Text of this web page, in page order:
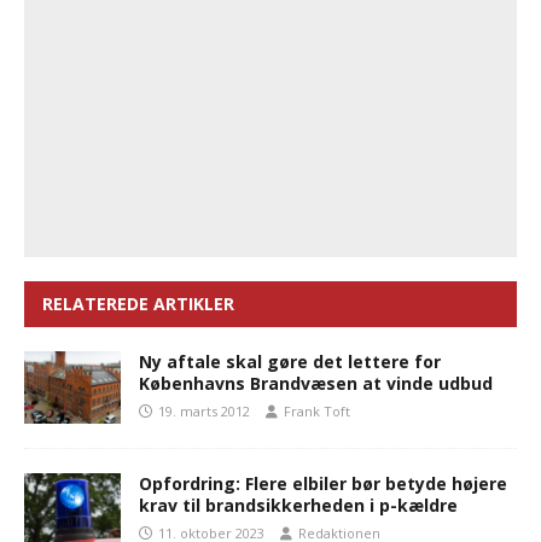
RELATEREDE ARTIKLER
Ny aftale skal gøre det lettere for
Københavns Brandvæsen at vinde udbud
19. marts 2012 Frank Toft
Opfordring: Flere elbiler bør betyde højere
krav til brandsikkerheden i p-kældre
11. oktober 2023 Redaktionen